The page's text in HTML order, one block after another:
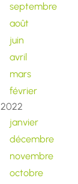
septembre
août
juin
avril
mars
février
2022
janvier
décembre
novembre
octobre